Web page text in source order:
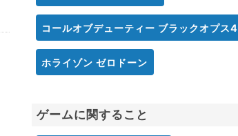
コールオブデューティー ブラックオプス4
ホライゾン ゼロドーン
ゲームに関すること